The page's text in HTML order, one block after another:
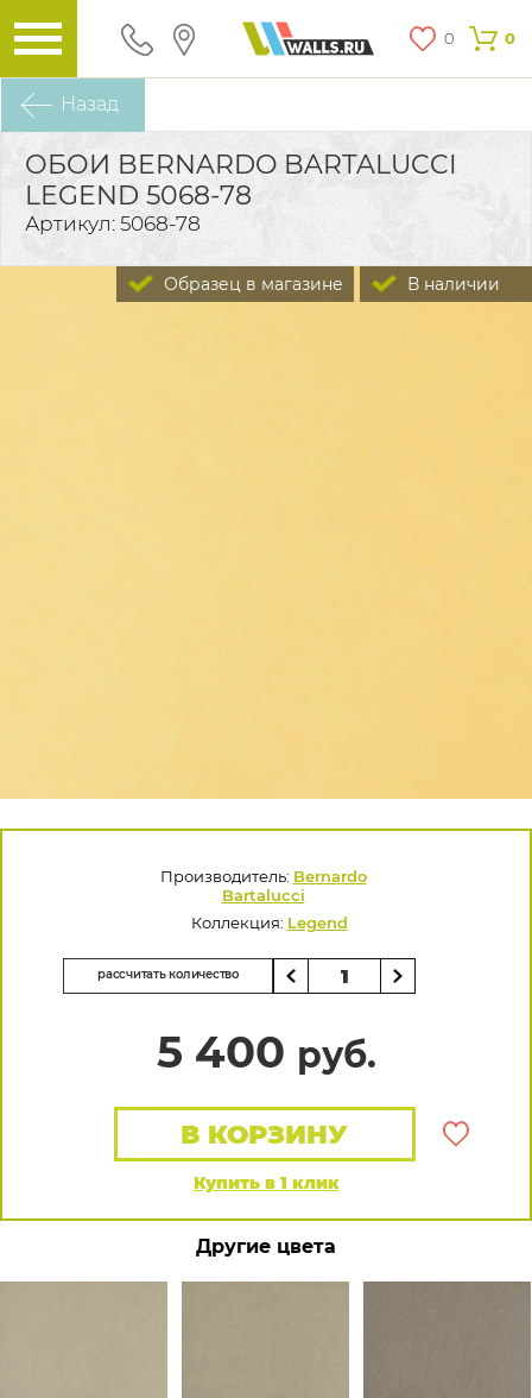
0 0
Назад
ОБОИ BERNARDO BARTALUCCI
LEGEND 5068-78
Артикул: 5068-78
В наличии
Образец в магазине
Производитель: Bernardo
Bartalucci
Коллекция: Legend
рассчитать количество
5 400 руб.
Купить в 1 клик
В КОРЗИНУ
Другие цвета